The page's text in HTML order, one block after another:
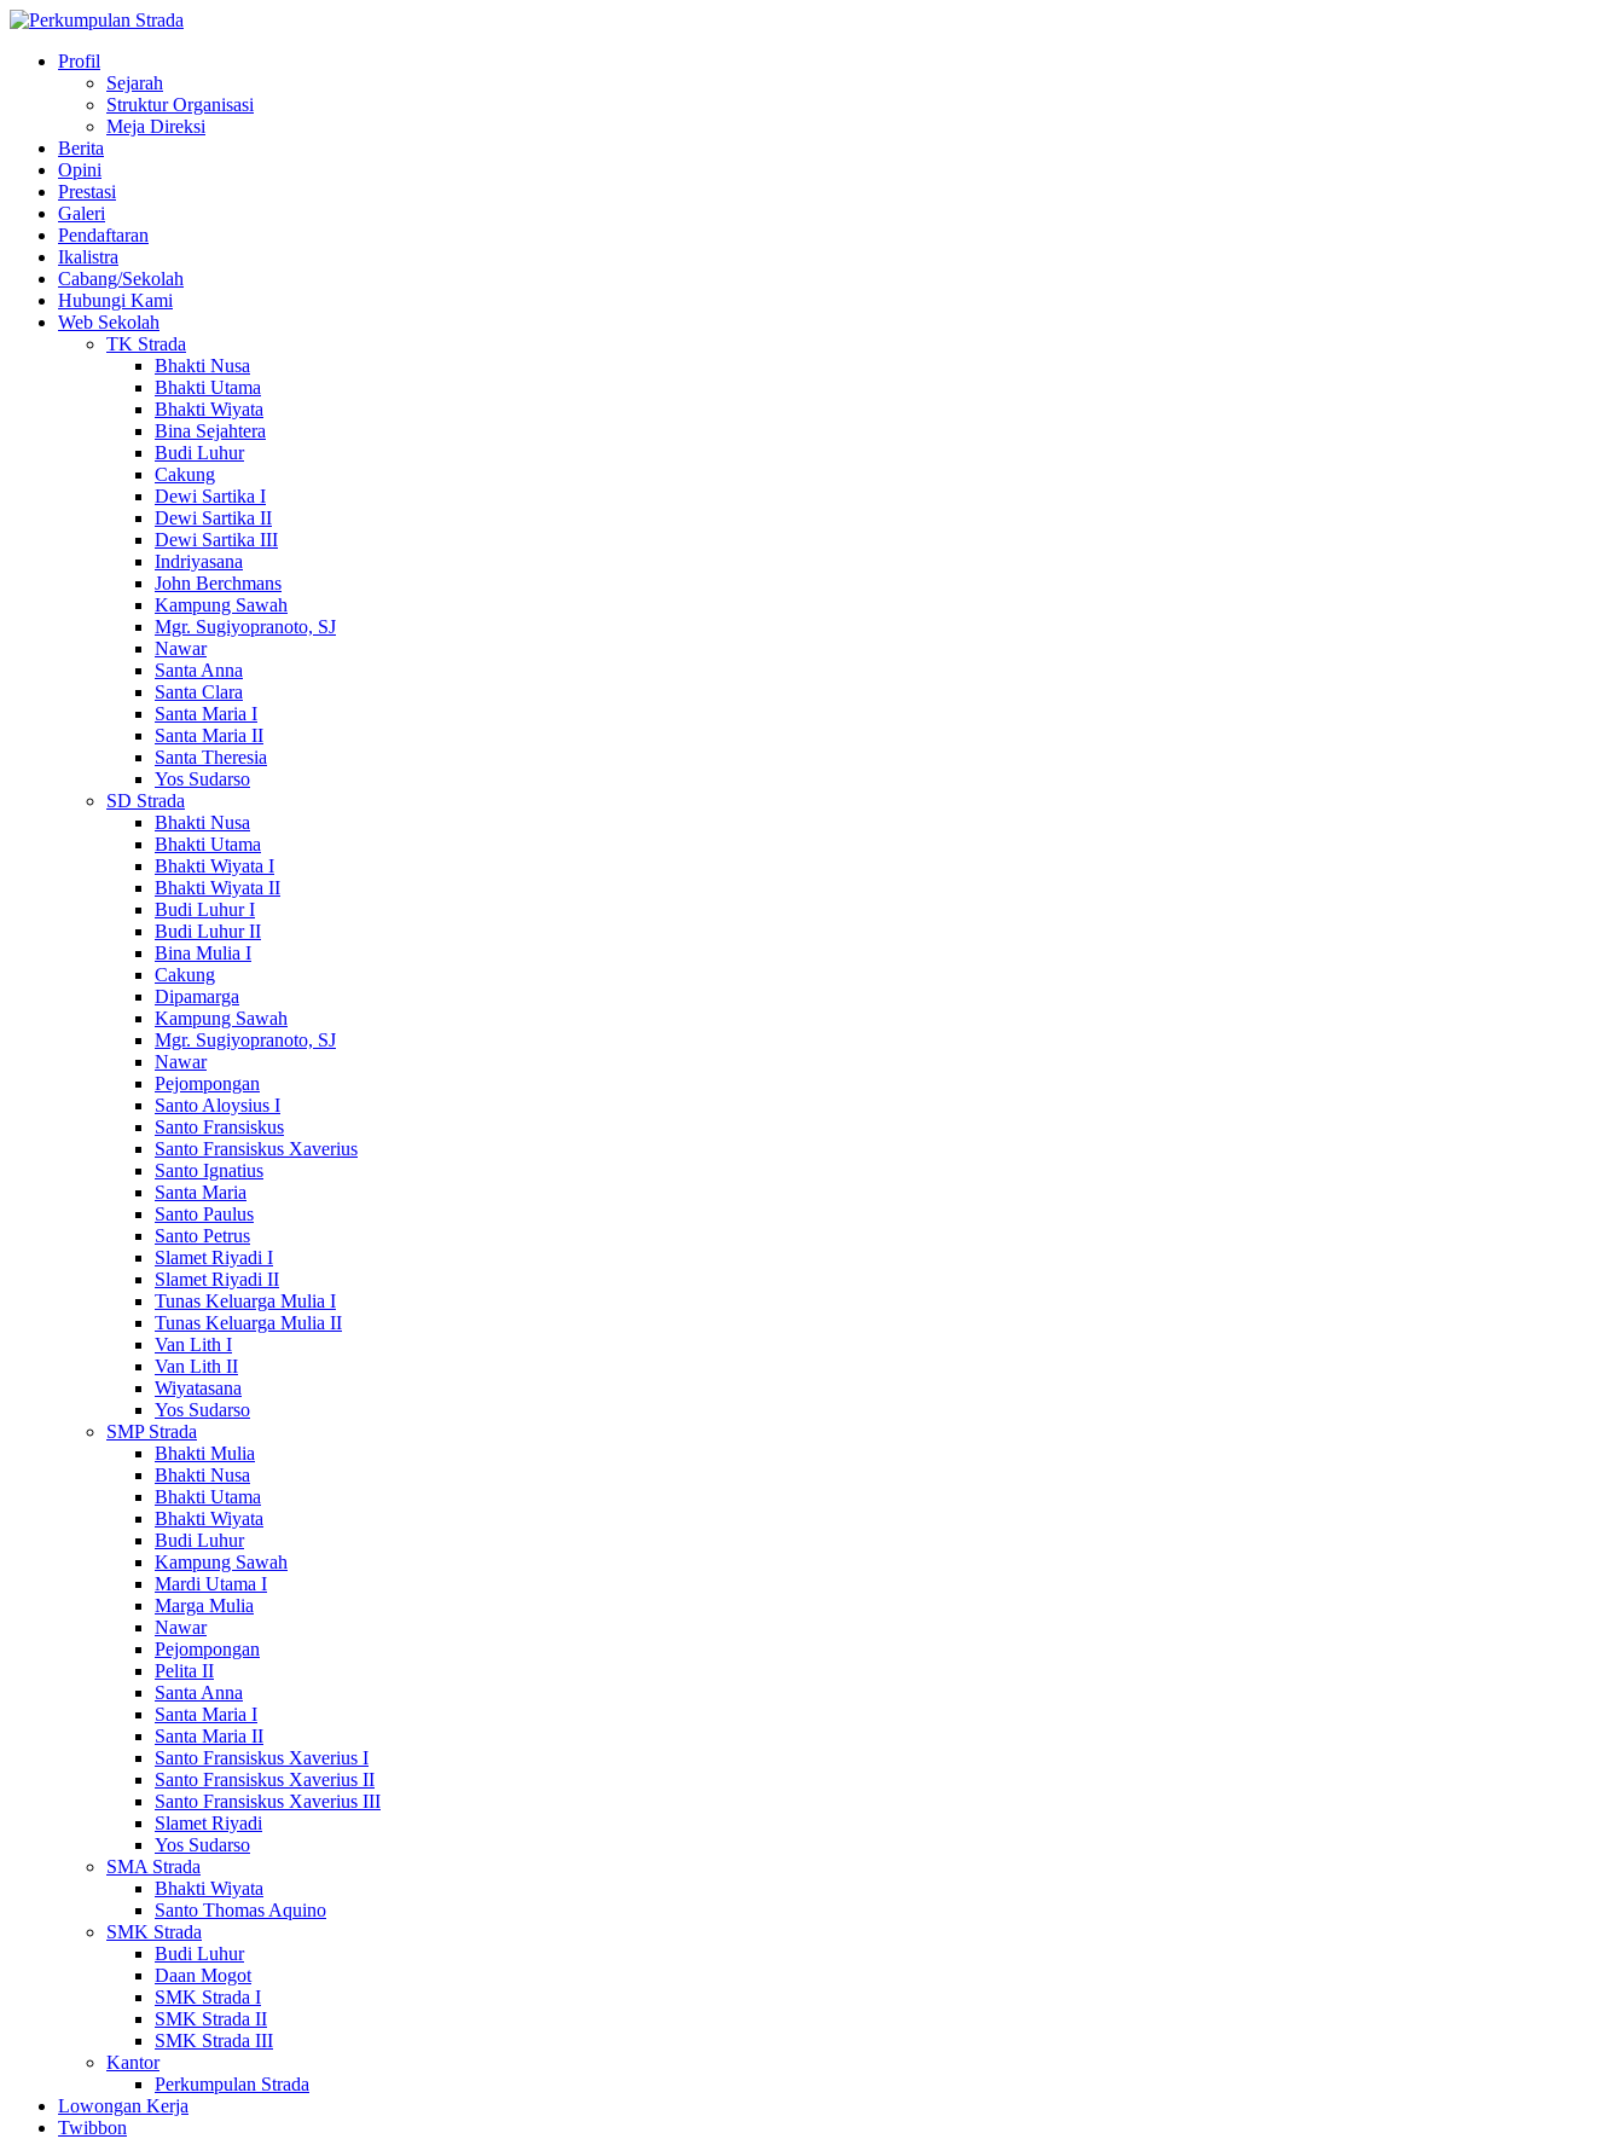
Profil
Sejarah
Struktur Organisasi
Meja Direksi
Berita
Opini
Prestasi
Galeri
Pendaftaran
Ikalistra
Cabang/Sekolah
Hubungi Kami
Web Sekolah
TK Strada
Bhakti Nusa
Bhakti Utama
Bhakti Wiyata
Bina Sejahtera
Budi Luhur
Cakung
Dewi Sartika I
Dewi Sartika II
Dewi Sartika III
Indriyasana
John Berchmans
Kampung Sawah
Mgr. Sugiyopranoto, SJ
Nawar
Santa Anna
Santa Clara
Santa Maria I
Santa Maria II
Santa Theresia
Yos Sudarso
SD Strada
Bhakti Nusa
Bhakti Utama
Bhakti Wiyata I
Bhakti Wiyata II
Budi Luhur I
Budi Luhur II
Bina Mulia I
Cakung
Dipamarga
Kampung Sawah
Mgr. Sugiyopranoto, SJ
Nawar
Pejompongan
Santo Aloysius I
Santo Fransiskus
Santo Fransiskus Xaverius
Santo Ignatius
Santa Maria
Santo Paulus
Santo Petrus
Slamet Riyadi I
Slamet Riyadi II
Tunas Keluarga Mulia I
Tunas Keluarga Mulia II
Van Lith I
Van Lith II
Wiyatasana
Yos Sudarso
SMP Strada
Bhakti Mulia
Bhakti Nusa
Bhakti Utama
Bhakti Wiyata
Budi Luhur
Kampung Sawah
Mardi Utama I
Marga Mulia
Nawar
Pejompongan
Pelita II
Santa Anna
Santa Maria I
Santa Maria II
Santo Fransiskus Xaverius I
Santo Fransiskus Xaverius II
Santo Fransiskus Xaverius III
Slamet Riyadi
Yos Sudarso
SMA Strada
Bhakti Wiyata
Santo Thomas Aquino
SMK Strada
Budi Luhur
Daan Mogot
SMK Strada I
SMK Strada II
SMK Strada III
Kantor
Perkumpulan Strada
Lowongan Kerja
Twibbon